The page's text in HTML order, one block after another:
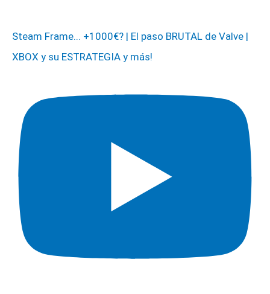
Steam Frame... +1000€? | El paso BRUTAL de Valve |
XBOX y su ESTRATEGIA y más!